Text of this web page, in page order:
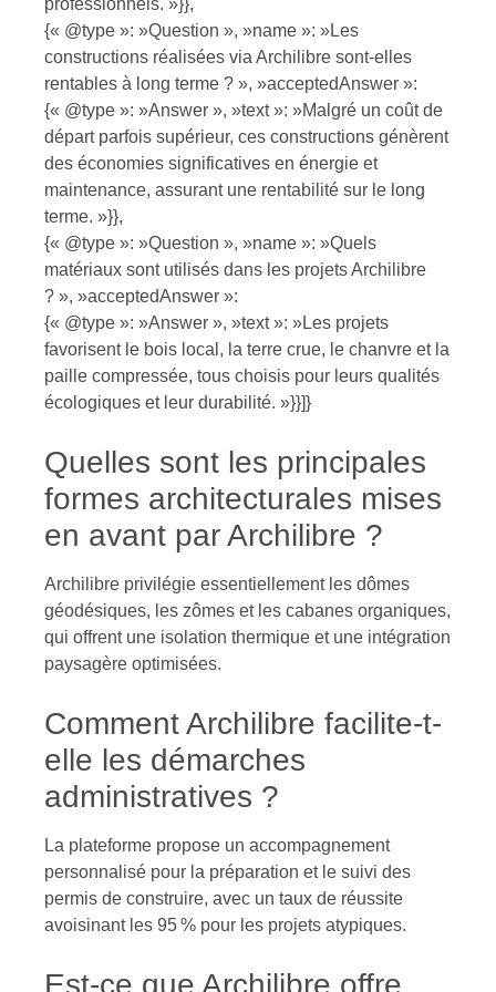
{« @type »: »Question », »name »: »Les
constructions réalisées via Archilibre sont-elles
rentables à long terme ? », »acceptedAnswer »:
{« @type »: »Answer », »text »: »Malgré un coût de
départ parfois supérieur, ces constructions génèrent
des économies significatives en énergie et
maintenance, assurant une rentabilité sur le long
terme. »}},
{« @type »: »Question », »name »: »Quels
matériaux sont utilisés dans les projets Archilibre
? », »acceptedAnswer »:
{« @type »: »Answer », »text »: »Les projets
favorisent le bois local, la terre crue, le chanvre et la
paille compressée, tous choisis pour leurs qualités
écologiques et leur durabilité. »}}]}
Quelles sont les principales
formes architecturales mises
en avant par Archilibre ?
Archilibre privilégie essentiellement les dômes
géodésiques, les zômes et les cabanes organiques,
qui offrent une isolation thermique et une intégration
paysagère optimisées.
Comment Archilibre facilite-t-
elle les démarches
administratives ?
La plateforme propose un accompagnement
personnalisé pour la préparation et le suivi des
permis de construire, avec un taux de réussite
avoisinant les 95 % pour les projets atypiques.
Est-ce que Archilibre offre